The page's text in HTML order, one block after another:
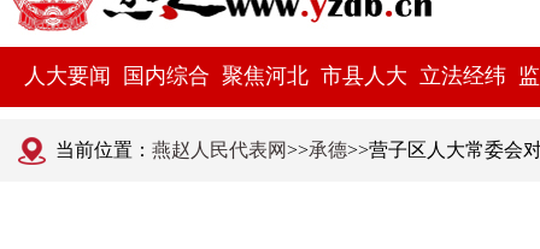
人大要闻 国内综合 聚焦河北 市县人大 立法经纬
当前位置： 燕赵人民代表网>>承德>>营子区人大常委会